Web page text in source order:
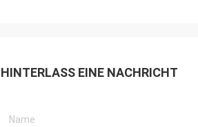
HINTERLASS EINE NACHRICHT